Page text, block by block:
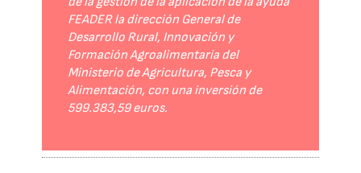
FEADER la dirección General de
Desarrollo Rural, Innovación y
Formación Agroalimentaria del
Ministerio de Agricultura, Pesca y
Alimentación, con una inversión de
599.383,59 euros.